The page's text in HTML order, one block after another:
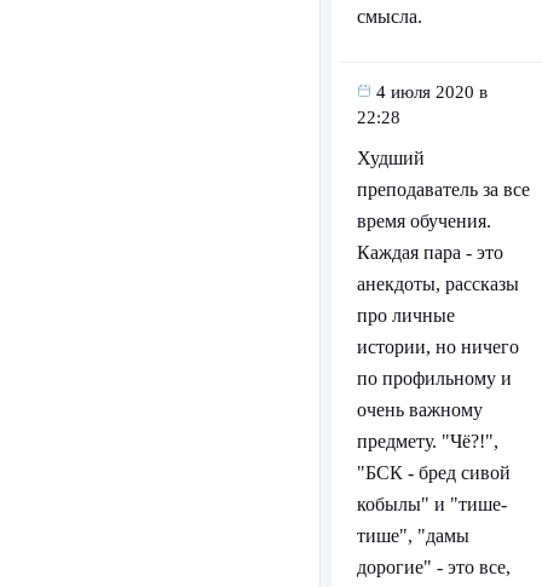
смысла.
4 июля 2020 в
22:28
Худший
преподаватель за все
время обучения.
Каждая пара - это
анекдоты, рассказы
про личные
истории, но ничего
по профильному и
очень важному
предмету. "Чё?!",
"БСК - бред сивой
кобылы" и "тише-
тише", "дамы
дорогие" - это все,